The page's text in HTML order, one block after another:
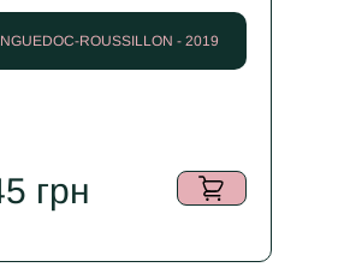
ROUSSILLON - 2019
грн